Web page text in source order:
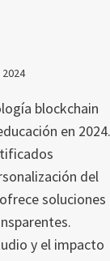
blockchain
en 2024.
del
soluciones
y el impacto